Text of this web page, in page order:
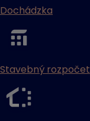
Dochádzka
Stavebný rozpočet